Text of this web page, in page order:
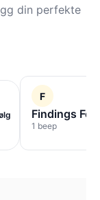
din perfekte
F
Findings
1 beep